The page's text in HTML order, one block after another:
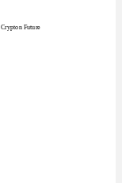
Future